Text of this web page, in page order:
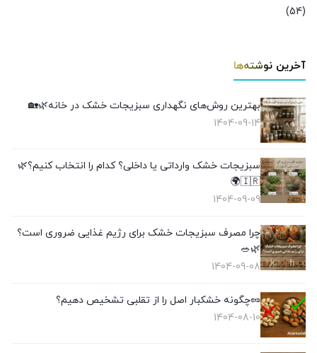
(54)
آخرین نوشته‌ها
بهترین روش‌های نگهداری سبزیجات خشک در خانه🌿🏡
1404-09-14
سبزیجات خشک وارداتی یا داخلی؟ کدام را انتخاب کنیم؟🌿
🇮🇷🌍
1404-09-09
چرا مصرف سبزیجات خشک برای رژیم غذایی ضروری است؟
🌿🥗
1404-09-08
🥜چگونه خشکبار اصل را از تقلبی تشخیص دهیم؟
1404-08-10